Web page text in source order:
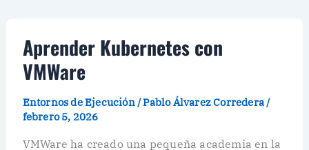
Aprender Kubernetes con
VMWare
Entornos de Ejecución/Pablo Álvarez Corredera/
febrero 5, 2026
VMWare ha creado una pequeña academia en la